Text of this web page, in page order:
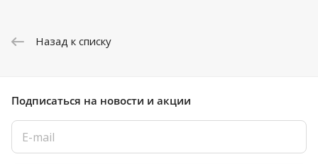
Назад к списку
Подписаться на новости и акции